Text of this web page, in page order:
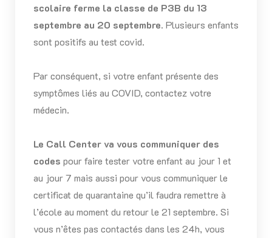
scolaire ferme la classe de P3B du 13
septembre au 20 septembre. Plusieurs enfants
sont positifs au test covid.
Par conséquent, si votre enfant présente des
symptômes liés au COVID, contactez votre
médecin.
Le Call Center va vous communiquer des
codes pour faire tester votre enfant au jour 1 et
au jour 7 mais aussi pour vous communiquer le
certificat de quarantaine qu’il faudra remettre à
l’école au moment du retour le 21 septembre. Si
vous n’êtes pas contactés dans les 24h, vous